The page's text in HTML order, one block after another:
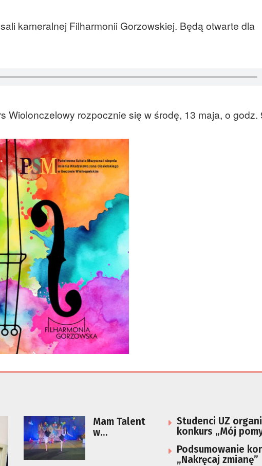
kameralnej Filharmonii Gorzowskiej. Będą otwarte dla
Wiolonczelowy rozpocznie się w środę, 13 maja, o godz.
Mam Talent
w
Studenci UZ
konkurs „Mój
życie offline”
Podsumowanie
„Nakręcaj zmianę”